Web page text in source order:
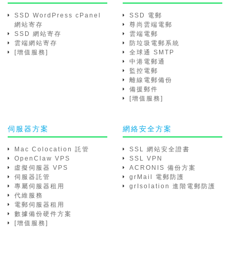
SSD WordPress cPanel
網站寄存
SSD 網站寄存
雲端網站寄存
[增值服務]
SSD 電郵
尊尚雲端電郵
雲端電郵
防垃圾電郵系統
全球通 SMTP
中港電郵通
監控電郵
離線電郵備份
備援郵件
[增值服務]
伺服器方案
Mac Colocation 託管
OpenClaw VPS
虛擬伺服器 VPS
伺服器託管
專屬伺服器租用
代維服務
電郵伺服器租用
數據備份硬件方案
[增值服務]
網絡安全方案
SSL 網站安全證書
SSL VPN
ACRONIS 備份方案
grMail 電郵防護
grIsolation 進階電郵防護